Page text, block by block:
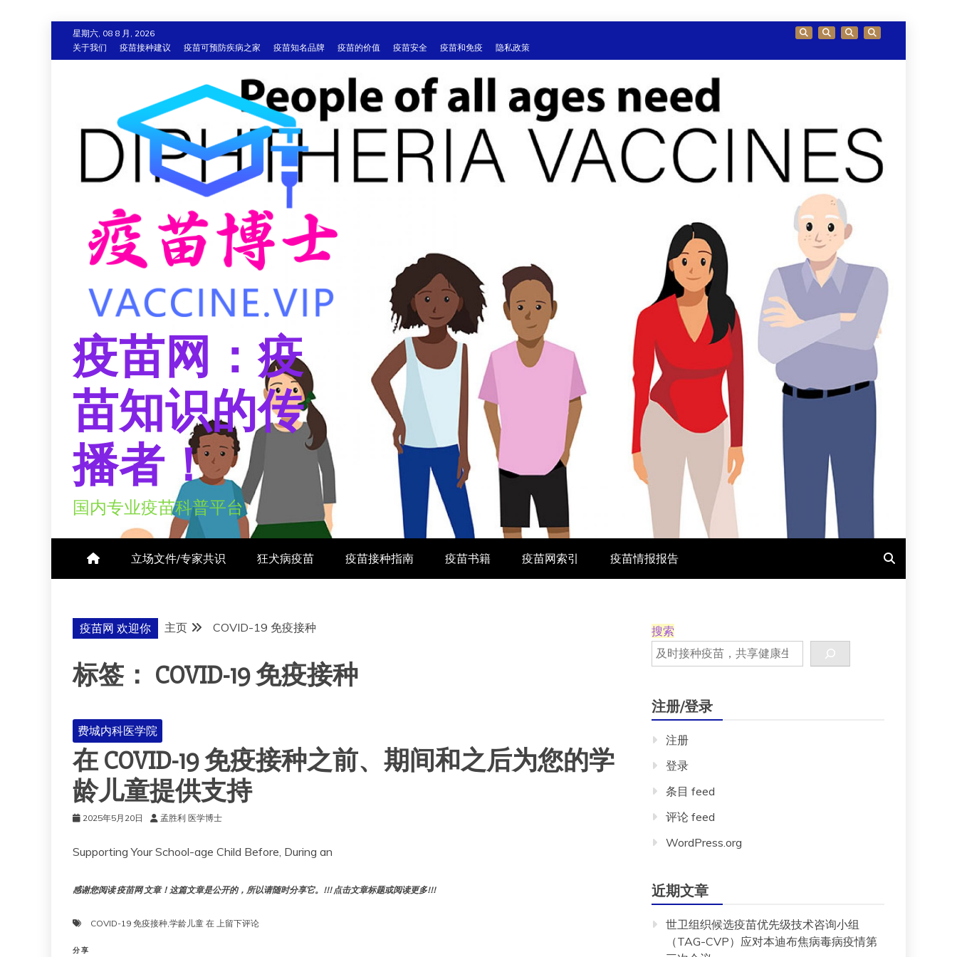
星期六, 08 8 月, 2026
关于我们
疫苗接种建议 疫苗可预防疾病之家 疫苗知名品牌 疫苗的价值 疫苗安全 疫苗和免疫 隐私政策
疫苗网：疫
苗知识的传
播者！
国内专业疫苗科普平台
立场文件/专家共识 狂犬病疫苗 疫苗接种指南 疫苗书籍 疫苗网索引 疫苗情报报告
疫苗网 欢迎你 主页 COVID-19 免疫接种
标签： COVID-19 免疫接种
费城内科医学院
在 COVID-19 免疫接种之前、期间和之后为您的学
龄儿童提供支持
2025年5月20日 孟胜利 医学博士
Supporting Your School-age Child Before, During an
感谢您阅读 疫苗网 文章！这篇文章是公开的，所以请随时分享它。!!! 点击文章标题或阅读更多!!!
COVID-19 免疫接种,学龄儿童 在 在
上留下评论
分享
搜索
注册/登录
注册
登录
条目 feed
评论 feed
WordPress.org
近期文章
世卫组织候选疫苗优先级技术咨询小组
（TAG-CVP）应对本迪布焦病毒病疫情第